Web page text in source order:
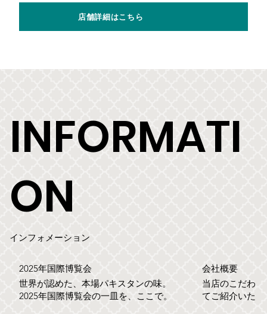
店舗詳細はこちら
INFORMATI
ON
インフォメーション
2025年国際博覧会
世界が認めた、本場パキスタンの味。
2025年国際博覧会の一皿を、ここで。
​会社概要
当店のこだわ
てご紹介いたし